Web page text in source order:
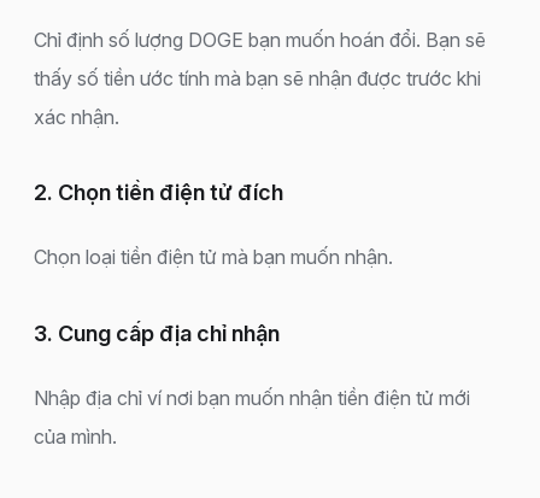
Chỉ định số lượng DOGE bạn muốn hoán đổi. Bạn sẽ
thấy số tiền ước tính mà bạn sẽ nhận được trước khi
xác nhận.
2. Chọn tiền điện tử đích
Chọn loại tiền điện tử mà bạn muốn nhận.
3. Cung cấp địa chỉ nhận
Nhập địa chỉ ví nơi bạn muốn nhận tiền điện tử mới
của mình.